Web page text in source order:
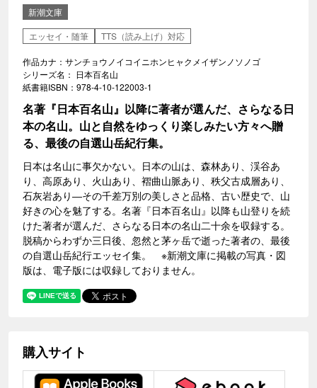
新潮文庫
エッセイ・随筆
TTS（読み上げ）対応
作品カナ：サンチョウノイコイニホンヒャクメイザンノソノゴ
シリーズ名： 日本百名山
紙書籍ISBN：978-4-10-122003-1
名著『日本百名山』以降に著者が選んだ、さらなる日
本の名山。山と自然をゆっくり楽しみたい方々へ贈
る、最後の自選山岳紀行集。
日本は名山に事欠かない。日本の山は、森林あり、渓谷あ
り、高原あり、火山あり、褶曲山脈あり、秩父古成層あり、
石灰岩あり―その千差万別の美しさと品格、古い歴史で、山
好きの心を魅了する。名著『日本百名山』以降も山登りを続
けた著者が選んだ、さらなる日本の名山二十余を収録する。
脱稿からわずか三日後、忽然と茅ヶ岳で逝った著者の、最後
の自選山岳紀行エッセイ集。 ※新潮文庫に掲載の写真・図
版は、電子版には収録しておりません。
購入サイト